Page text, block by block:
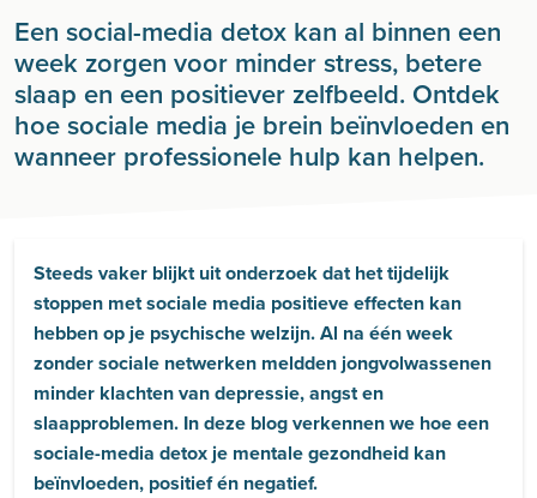
Een social-media detox kan al binnen een
week zorgen voor minder stress, betere
slaap en een positiever zelfbeeld. Ontdek
hoe sociale media je brein beïnvloeden en
wanneer professionele hulp kan helpen.
Steeds vaker blijkt uit onderzoek dat het tijdelijk
stoppen met sociale media positieve effecten kan
hebben op je psychische welzijn. Al na één week
zonder sociale netwerken meldden jongvolwassenen
minder klachten van depressie, angst en
slaapproblemen. In deze blog verkennen we hoe een
sociale-media detox je mentale gezondheid kan
beïnvloeden, positief én negatief.